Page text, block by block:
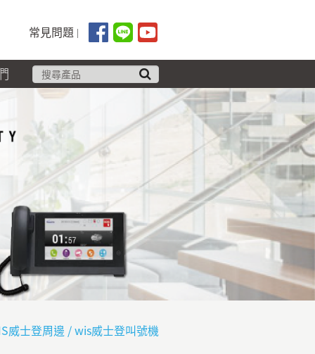
常見問題
威士登周邊 / wis威士登叫號機